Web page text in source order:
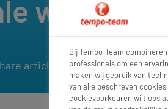
watte?!
article:
Bij Tempo-Team
professionals om een
maken wij gebruik van
van alle beschreven
cookievoorkeuren wilt